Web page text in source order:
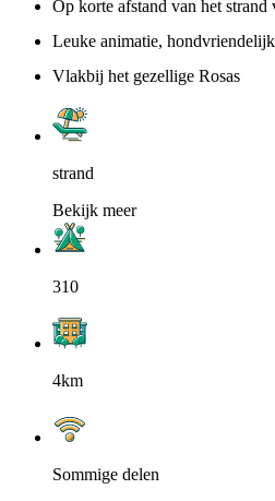
Op korte afstand van het strand
Leuke animatie,
Vlakbij het gezellige Rosas
strand
Bekijk meer
310
4km
Sommige delen